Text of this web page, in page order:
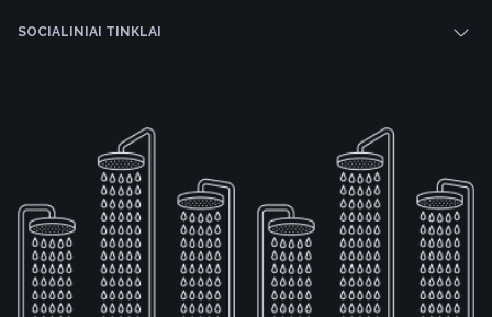
10
SOCIALINIAI TINKLAI